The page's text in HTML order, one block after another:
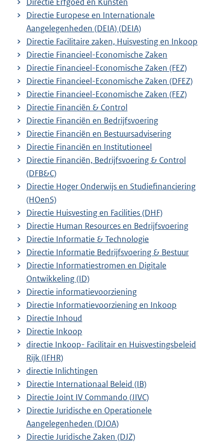
Directie Europese en Internationale
Aangelegenheden (DEIA) (DEIA)
Directie Facilitaire zaken, Huisvesting en Inkoop
Directie Financieel-Economische Zaken
Directie Financieel-Economische Zaken (FEZ)
Directie Financieel-Economische Zaken (DFEZ)
Directie Financieel-Economische Zaken (FEZ)
Directie Financiën & Control
Directie Financiën en Bedrijfsvoering
Directie Financiën en Bestuursadvisering
Directie Financiën en Institutioneel
Directie Financiën, Bedrijfsvoering & Control
(DFB&C)
Directie Hoger Onderwijs en Studiefinanciering
(HOenS)
Directie Huisvesting en Facilities (DHF)
Directie Human Resources en Bedrijfsvoering
Directie Informatie & Technologie
Directie Informatie Bedrijfsvoering & Bestuur
Directie Informatiestromen en Digitale
Ontwikkeling (ID)
Directie informatievoorziening
Directie Informatievoorziening en Inkoop
Directie Inhoud
Directie Inkoop
directie Inkoop- Facilitair en Huisvestingsbeleid
Rijk (IFHR)
directie Inlichtingen
Directie Internationaal Beleid (IB)
Directie Joint IV Commando (JIVC)
Directie Juridische en Operationele
Aangelegenheden (DJOA)
Directie Juridische Zaken (DJZ)